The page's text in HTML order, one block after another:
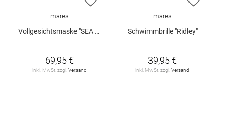
mares
Vollgesichtsmaske "SEA VU DRY +"
69,95 €
inkl. MwSt. zzgl. Versand
mares
Schwimmbrille "Ridley"
39,95 €
inkl. MwSt. zzgl. Versand